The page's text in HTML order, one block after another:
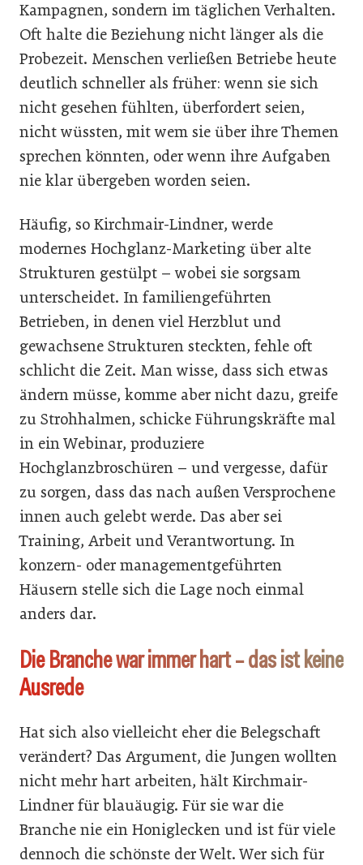
Kampagnen, sondern im täglichen Verhalten.
Oft halte die Beziehung nicht länger als die
Probezeit. Menschen verließen Betriebe heute
deutlich schneller als früher: wenn sie sich
nicht gesehen fühlten, überfordert seien,
nicht wüssten, mit wem sie über ihre Themen
sprechen könnten, oder wenn ihre Aufgaben
nie klar übergeben worden seien.
Häufig, so Kirchmair-Lindner, werde
modernes Hochglanz-Marketing über alte
Strukturen gestülpt – wobei sie sorgsam
unterscheidet. In familiengeführten
Betrieben, in denen viel Herzblut und
gewachsene Strukturen steckten, fehle oft
schlicht die Zeit. Man wisse, dass sich etwas
ändern müsse, komme aber nicht dazu, greife
zu Strohhalmen, schicke Führungskräfte mal
in ein Webinar, produziere
Hochglanzbroschüren – und vergesse, dafür
zu sorgen, dass das nach außen Versprochene
innen auch gelebt werde. Das aber sei
Training, Arbeit und Verantwortung. In
konzern- oder managementgeführten
Häusern stelle sich die Lage noch einmal
anders dar.
Die Branche war immer hart – das ist keine
Ausrede
Hat sich also vielleicht eher die Belegschaft
verändert? Das Argument, die Jungen wollten
nicht mehr hart arbeiten, hält Kirchmair-
Lindner für blauäugig. Für sie war die
Branche nie ein Honiglecken und ist für viele
dennoch die schönste der Welt. Wer sich für